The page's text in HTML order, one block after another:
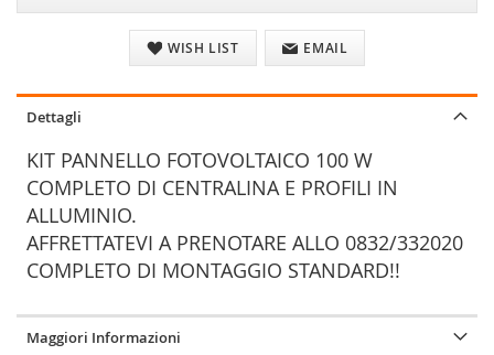
WISH LIST EMAIL
Dettagli
KIT PANNELLO FOTOVOLTAICO 100 W
COMPLETO DI CENTRALINA E PROFILI IN
ALLUMINIO.
AFFRETTATEVI A PRENOTARE ALLO 0832/332020
COMPLETO DI MONTAGGIO STANDARD!!
Maggiori Informazioni